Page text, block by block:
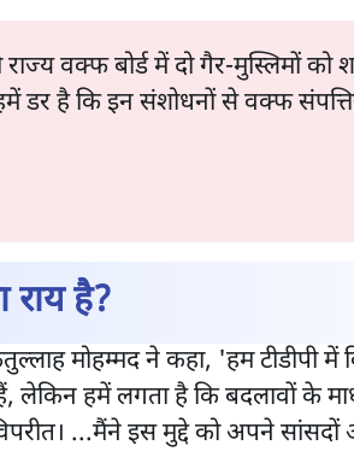
वक्फ बोर्ड में दो गैर-मुस्लिमों को
डर है कि इन संशोधनों से वक्फ
राय है?
मोहम्मद ने कहा, 'हम टीडीपी
लेकिन हमें लगता है कि बदलावों के
...मैंने इस मुद्दे को अपने सांसदों